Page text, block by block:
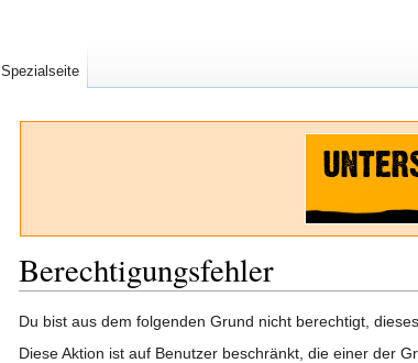
Berechtigungsfehler
Zur
Navigation
Zur
Suche
Du bist aus dem folgenden Grund nicht berechtigt,
Diese Aktion ist auf Benutzer beschränkt, die einer der
Spezialseite